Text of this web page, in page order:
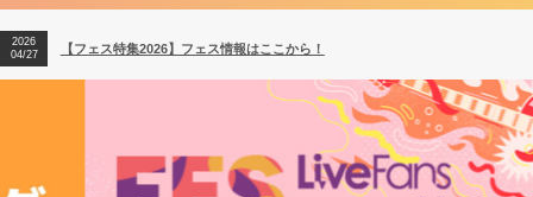
【ライブ動員ランキング】2026年上半期編発表！
2026
04/27
【フェス特集2026】フェス情報はここから！
2026
【ライブ動員ランキング】2026年上半期編発表！